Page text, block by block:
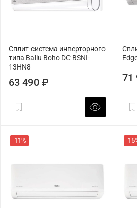
Сплит-система инверторного
типа Ballu Boho DC BSNI-
13HN8
63 490 ₽ 71
-11% -